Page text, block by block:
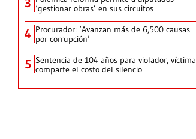
‘gestionar obras’ en sus circuitos
4 Procurador: ‘Avanzan más de 6,500 causas
por corrupción’
5 Sentencia de 104 años para violador, víctima
comparte el costo del silencio